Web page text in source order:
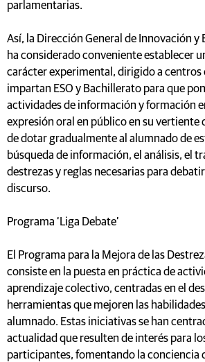
parlamentarias.
Así, la Dirección General de Innovación y
ha considerado conveniente establecer
carácter experimental, dirigido a centros
impartan ESO y Bachillerato para que
actividades de información y formación
expresión oral en público en su vertiente
de dotar gradualmente al alumnado de
búsqueda de información, el análisis, el
destrezas y reglas necesarias para
discurso.
Programa ‘Liga Debate’
El Programa para la Mejora de las
consiste en la puesta en práctica de
aprendizaje colectivo, centradas en el
herramientas que mejoren las
alumnado. Estas iniciativas se han
actualidad que resulten de interés para
participantes, fomentando la conciencia